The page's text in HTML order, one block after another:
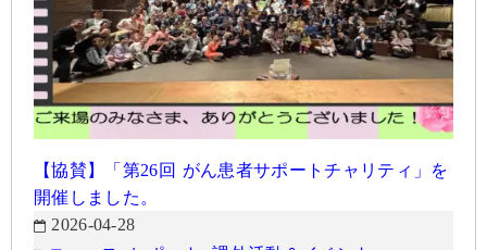
【協賛】「第26回 がん患者サポートチャリティ」を
開催しました。
2026-04-28